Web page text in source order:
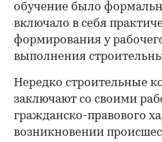
обучение было
включало в себя
формирования у
выполнения
Нередко строительные
заключают со своими
гражданско-правового
возникновении